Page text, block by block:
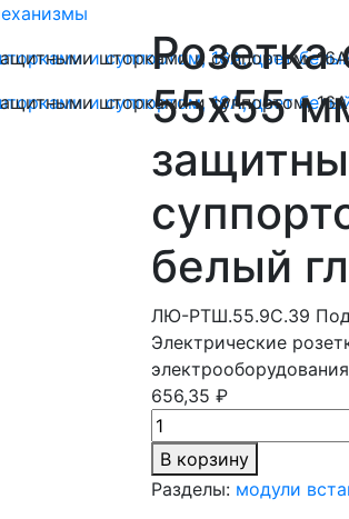
Розетка
55х55
белый
ЛЮ-РТШ.55.9С.39
Электрические
656,35 ₽
В корзину
Разделы: модули